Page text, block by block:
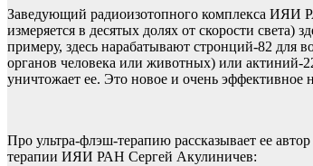
Заведующий радиоизотопного комплекса ИЯИ
измеряется в десятых долях от скорости
примеру, здесь нарабатывают стронций-82 для
органов человека или животных) или актиний-
уничтожает ее. Это новое и очень
Про ультра-флэш-терапию рассказывает ее
терапии ИЯИ РАН Сергей Акулиничев: